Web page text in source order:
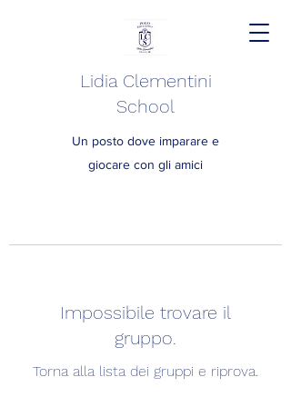
Lidia Clementini
School
Un posto dove imparare e
giocare con gli amici
Impossibile trovare il
gruppo.
Torna alla lista dei gruppi e riprova.